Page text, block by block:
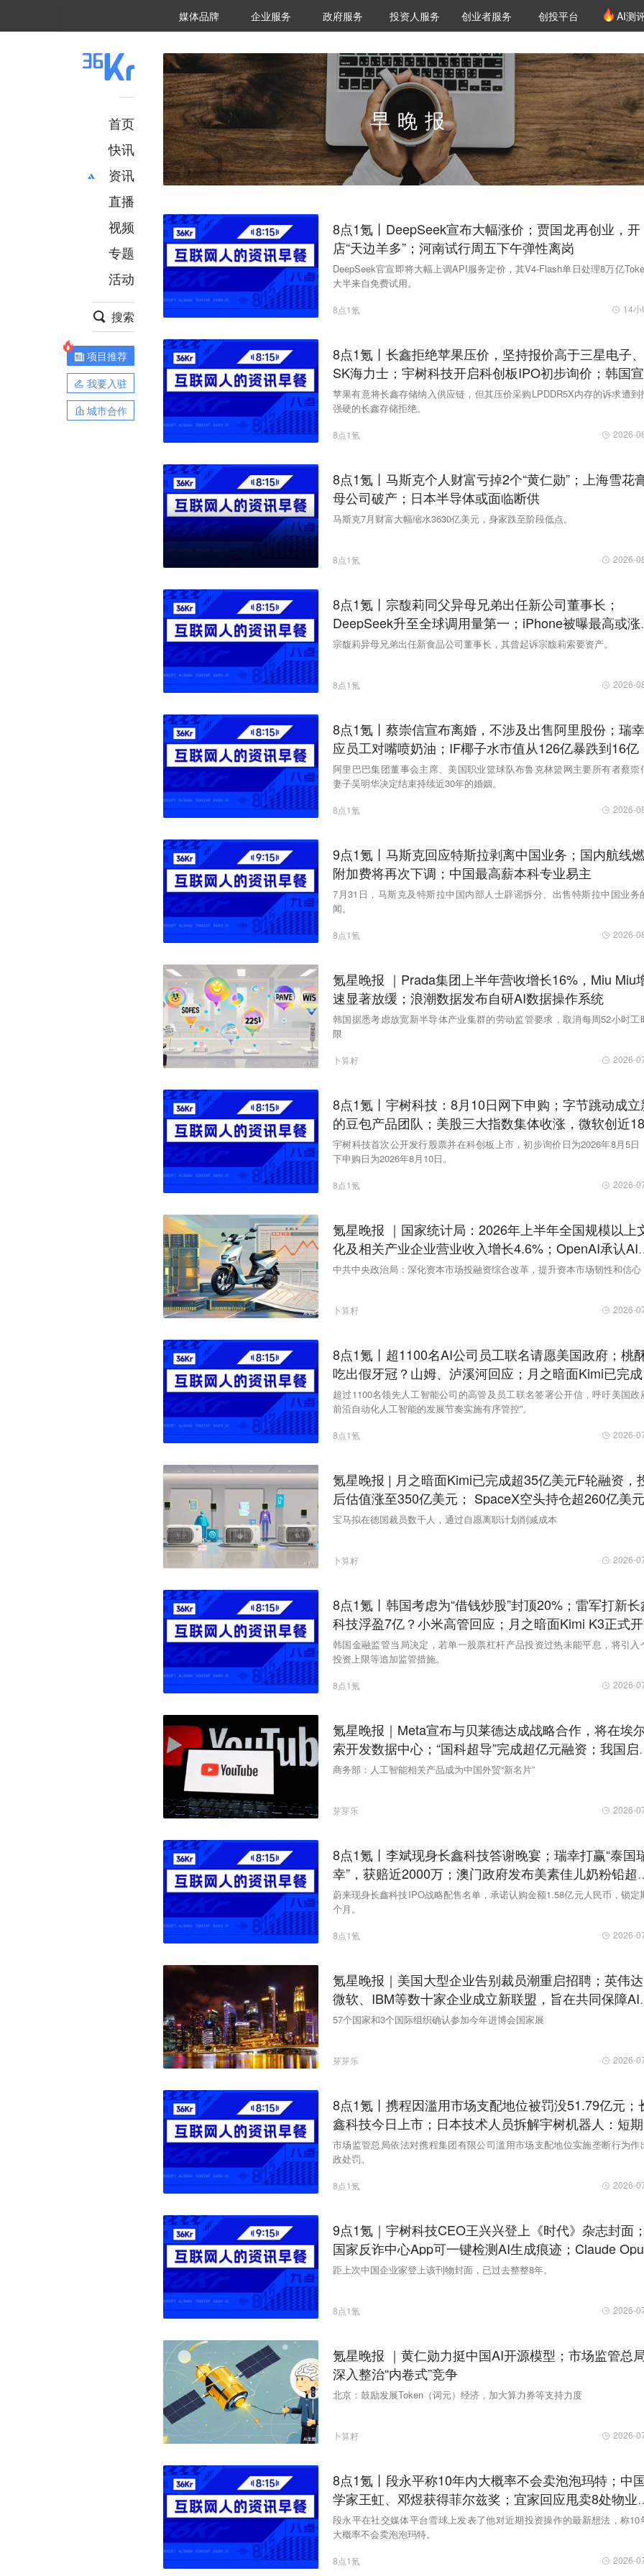
媒体品牌 36Kr研究院
企业服务 城市之窗
政府服务 VClub投资机构库
投资机构职位推介
投资人服务 创投氪堂
创业者服务 创投平台 AI测
首页
快讯
资讯
推荐
财经
项目推荐
安徽
直播
视频
专题
活动
搜索
项目推荐
我要入驻
城市合作
早晚报
8点1氪丨DeepSeek宣布大幅涨价；贾国龙再创业，开
店“天边羊多”；河南试行周五下午弹性离岗
DeepSeek官宣即将大幅上调API服务定价，其V4‑Flash单日处理8万亿
大半来自免费试用。
8点1氪 14
8点1氪丨长鑫拒绝苹果压价，坚持报价高于三星电子、
SK海力士；宇树科技开启科创板IPO初步询价；韩国
进入“国家灾难状态”
苹果有意将长鑫存储纳入供应链，但其压价采购LPDDR5X内存的诉求遭到
强硬的长鑫存储拒绝。
8点1氪 2026-
8点1氪丨马斯克个人财富亏掉2个“黄仁勋”；上海雪花
母公司破产；日本半导体或面临断供
马斯克7月财富大幅缩水3630亿美元，身家跌至阶段低点。
8点1氪 2026-
8点1氪丨宗馥莉同父异母兄弟出任新公司董事长；
DeepSeek升至全球调用量第一；iPhone被曝最高或涨
超千元
宗馥莉异母兄弟出任新食品公司董事长，其曾起诉宗馥莉索要资产。
8点1氪 2026-
8点1氪丨蔡崇信宣布离婚，不涉及出售阿里股份；瑞
应员工对嘴喷奶油；IF椰子水市值从126亿暴跌到16亿
阿里巴巴集团董事会主席、美国职业篮球队布鲁克林篮网主要所有者蔡崇
妻子吴明华决定结束持续近30年的婚姻。
8点1氪 2026-
9点1氪丨马斯克回应特斯拉剥离中国业务；国内航线
附加费将再次下调；中国最高薪本科专业易主
7月31日，马斯克及特斯拉中国内部人士辟谣拆分、出售特斯拉中国业务
闻。
8点1氪 2026-
氪星晚报 ｜Prada集团上半年营收增长16%，Miu Miu
速显著放缓；浪潮数据发布自研AI数据操作系统
韩国据悉考虑放宽新半导体产业集群的劳动监管要求，取消每周52小时工
限
卜算籽 2026-
8点1氪丨宇树科技：8月10日网下申购；字节跳动成立
的豆包产品团队；美股三大指数集体收涨，微软创近
以来最大单日涨幅
宇树科技首次公开发行股票并在科创板上市，初步询价日为2026年8月5日
下申购日为2026年8月10日。
8点1氪 2026-
氪星晚报 ｜国家统计局：2026年上半年全国规模以上
化及相关产业企业营业收入增长4.6%；OpenAI承认AI
型失控入侵事件涉及多个平台
中共中央政治局：深化资本市场投融资综合改革，提升资本市场韧性和信心
卜算籽 2026-
8点1氪丨超1100名AI公司员工联名请愿美国政府；桃
吃出假牙冠？山姆、泸溪河回应；月之暗面Kimi已完成
35亿美元F轮融资
超过1100名领先人工智能公司的高管及员工联名签署公开信，呼吁美国政
前沿自动化人工智能的发展节奏实施有序管控”。
8点1氪 2026-
氪星晚报 | 月之暗面Kimi已完成超35亿美元F轮融资，
后估值涨至350亿美元； SpaceX空头持仓超260亿美
账面获利超70亿
宝马拟在德国裁员数千人，通过自愿离职计划削减成本
卜算籽 2026-
8点1氪丨韩国考虑为“借钱炒股”封顶20%；雷军打新长
科技浮盈7亿？小米高管回应；月之暗面Kimi K3正式
韩国金融监管当局决定，若单一股票杠杆产品投资过热未能平息，将引入
投资上限等追加监管措施。
8点1氪 2026-
氪星晚报｜Meta宣布与贝莱德达成战略合作，将在埃
索开发数据中心；“国科超导”完成超亿元融资；我国启
人工智能大模型IPv6能力提升专项行动
商务部：人工智能相关产品成为中国外贸“新名片”
芽芽乐 2026-
8点1氪丨李斌现身长鑫科技答谢晚宴；瑞幸打赢“泰国
幸”，获赔近2000万；澳门政府发布美素佳儿奶粉铅超
事件最新检测结果
蔚来现身长鑫科技IPO战略配售名单，承诺认购金额1.58亿元人民币，锁定
个月。
8点1氪 2026-
氪星晚报｜美国大型企业告别裁员潮重启招聘；英伟达
微软、IBM等数十家企业成立新联盟，旨在共同保障AI
全；《光伏行业成本核算模型通则》发布，引导行业有
57个国家和3个国际组织确认参加今年进博会国家展
芽芽乐 2026-
8点1氪丨携程因滥用市场支配地位被罚没51.79亿元；
鑫科技今日上市；日本技术人员拆解宇树机器人：短期
赶不上中国
市场监管总局依法对携程集团有限公司滥用市场支配地位实施垄断行为作
政处罚。
8点1氪 2026-
9点1氪｜宇树科技CEO王兴兴登上《时代》杂志封面；
国家反诈中心App可一键检测AI生成痕迹；Claude
5正式发布
距上次中国企业家登上该刊物封面，已过去整整8年。
8点1氪 2026-
氪星晚报 ｜黄仁勋力挺中国AI开源模型；市场监管总局
深入整治“内卷式”竞争
北京：鼓励发展Token（词元）经济，加大算力券等支持力度
卜算籽 2026-
8点1氪丨段永平称10年内大概率不会卖泡泡玛特；中
学家王虹、邓煜获得菲尔兹奖；宜家回应甩卖8处物业
不代表退出中国市场
段永平在社交媒体平台雪球上发表了他对近期投资操作的最新想法，称10
大概率不会卖泡泡玛特。
8点1氪 2026-